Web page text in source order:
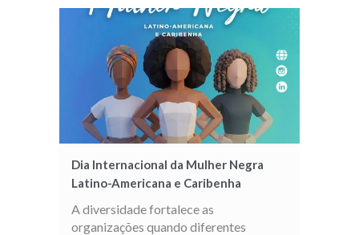
Dia Internacional da Mulher Negra
Latino-Americana e Caribenha
A diversidade fortalece as
organizações quando diferentes